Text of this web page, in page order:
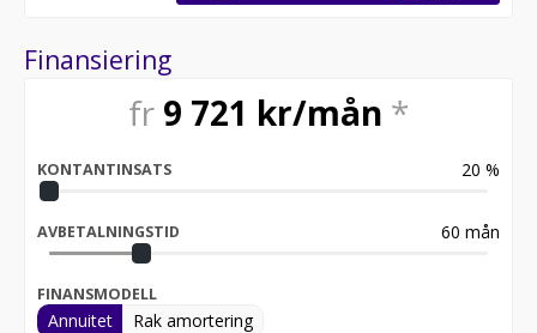
Finansiering
fr 9 721 kr/mån *
KONTANTINSATS 20 %
AVBETALNINGSTID 60 mån
FINANSMODELL
Annuitet Rak amortering